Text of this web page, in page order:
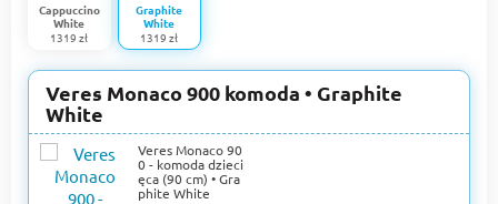
Cappuccino
White
1319 zł
Graphite
White
1319 zł
Veres Monaco 900 komoda • Graphite
White
Veres Monaco 90
0 - komoda dzieci
ęca (90 cm) • Gra
phite White